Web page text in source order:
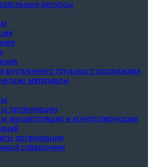
ресурсы
внутреннего трудового распорядка
материалы
организации
вышестоящих и контролирующих
организации
справочник